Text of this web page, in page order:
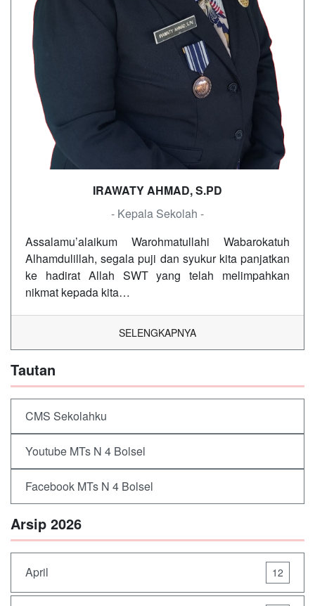
IRAWATY AHMAD, S.PD
- Kepala Sekolah -
Assalamu’alaikum Warohmatullahi Wabarokatuh
Alhamdulillah, segala puji dan syukur kita panjatkan
ke hadirat Allah SWT yang telah melimpahkan
nikmat kepada kita…
SELENGKAPNYA
Tautan
CMS Sekolahku
Youtube MTs N 4 Bolsel
Facebook MTs N 4 Bolsel
Arsip 2026
April 12